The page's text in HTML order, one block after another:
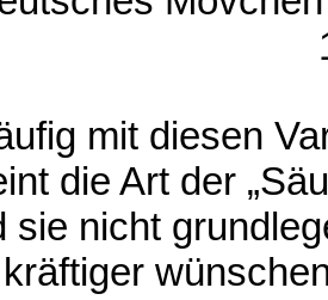
mit diesen
die Art der
sie nicht